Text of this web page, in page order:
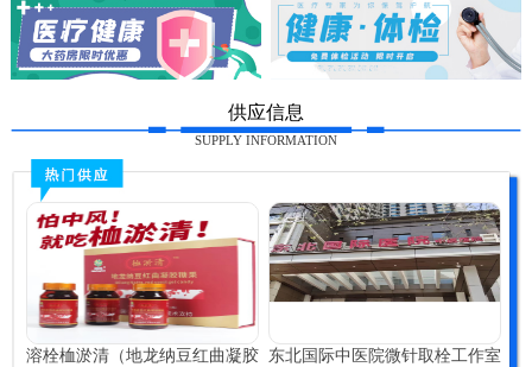
供应信息
SUPPLY INFORMATION
溶栓桖淤清（地龙纳豆红曲凝胶
东北国际中医院微针取栓工作室